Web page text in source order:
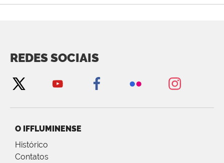
REDES SOCIAIS
O IFFLUMINENSE
Histórico
Contatos